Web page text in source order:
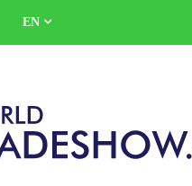
EN